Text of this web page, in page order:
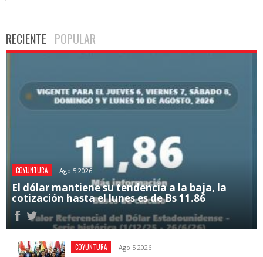
RECIENTE POPULAR
COYUNTURA Ago 5 2026
El dólar mantiene su tendencia a la baja, la
cotización hasta el lunes es de Bs 11.86
COYUNTURA Ago 5 2026